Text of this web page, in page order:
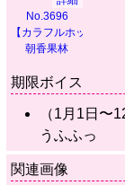
No.3696
【カラフルホッパー】
朝香果林
期限ボイス
（1月1日
うふふっ
関連画像